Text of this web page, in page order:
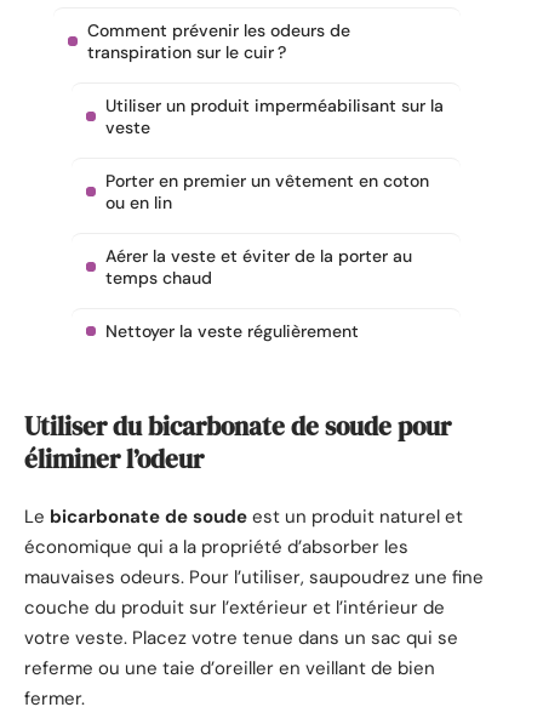
Comment prévenir les odeurs de
transpiration sur le cuir ?
Utiliser un produit imperméabilisant sur la
veste
Porter en premier un vêtement en coton
ou en lin
Aérer la veste et éviter de la porter au
temps chaud
Nettoyer la veste régulièrement
Utiliser du bicarbonate de soude pour
éliminer l’odeur
Le bicarbonate de soude est un produit naturel et
économique qui a la propriété d’absorber les
mauvaises odeurs. Pour l’utiliser, saupoudrez une fine
couche du produit sur l’extérieur et l’intérieur de
votre veste. Placez votre tenue dans un sac qui se
referme ou une taie d’oreiller en veillant de bien
fermer.